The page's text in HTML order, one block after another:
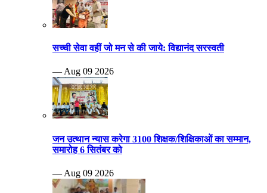
सच्ची सेवा वहीं जो मन से की जाये: विद्यानंद सरस्वती
— Aug 09 2026
जन उत्थान न्यास करेगा 3100 शिक्षक/शिक्षिकाओं का सम्मान,
समारोह 6 सितंबर को
— Aug 09 2026